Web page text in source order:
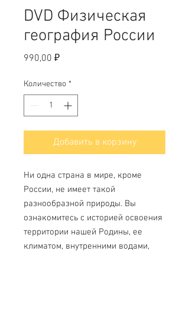
DVD Физическая
география России
990,00 ₽Цена
Количество *
Добавить в корзину
Ни одна страна в мире, кроме
России, не имеет такой
разнообразной природы. Вы
ознакомитесь с историей освоения
территории нашей Родины, ее
климатом, внутренними водами,